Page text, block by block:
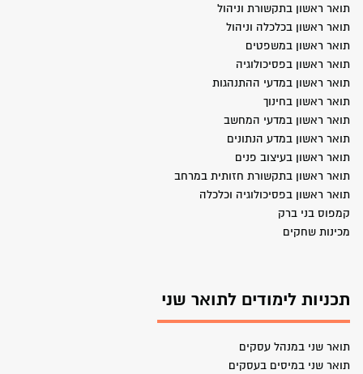
תואר ראשון בתקשורת וניהול
תואר ראשון בכלכלה וניהול
תואר ראשון במשפטים
תואר ראשון בפסיכולוגיה
תואר ראשון במדעי ההתנהגות
תואר ראשון בחינוך
תואר ראשון במדעי המחשב
תואר ראשון במדע הנתונים
תואר ראשון בעיצוב פנים
תואר ראשון בתקשורת חזותית במרחב
תואר ראשון בפסיכולוגיה וכלכלה
קמפוס בני ברק
מכינות שחקים
תכניות לימודים לתואר שני
תואר שני במנהל עסקים
תואר שני במיסים בעסקים